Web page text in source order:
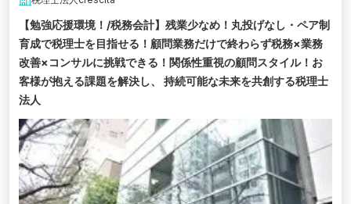
【勉強応援環境！/税務会計】残業少なめ！丸投げなし・ペア制
育成で税理士を目指せる！顧問業務だけで終わらず税務×業務
改善×コンサルに挑戦できる！関係性重視の顧問スタイル！お
客様が抱える課題を解決し、 持続可能な未来を共創する税理士
法人